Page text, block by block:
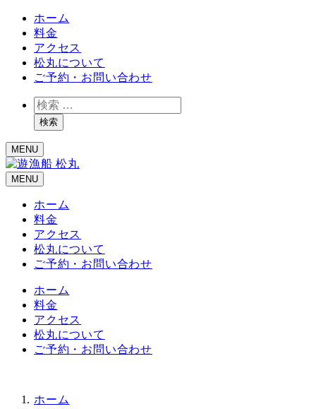
ホーム
料金
アクセス
松丸について
ご予約・お問い合わせ
検
索検索
MENU
MENU
ホーム
料金
アクセス
松丸について
ご予約・お問い合わせ
ホーム
料金
アクセス
松丸について
ご予約・お問い合わせ
ホーム